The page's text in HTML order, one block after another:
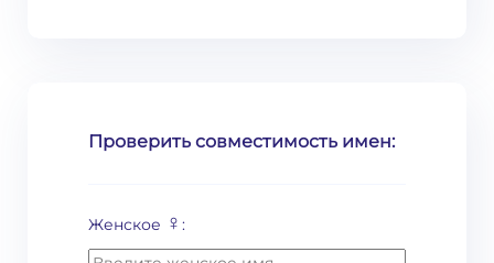
Проверить совместимость имен:
Женское ♀ :